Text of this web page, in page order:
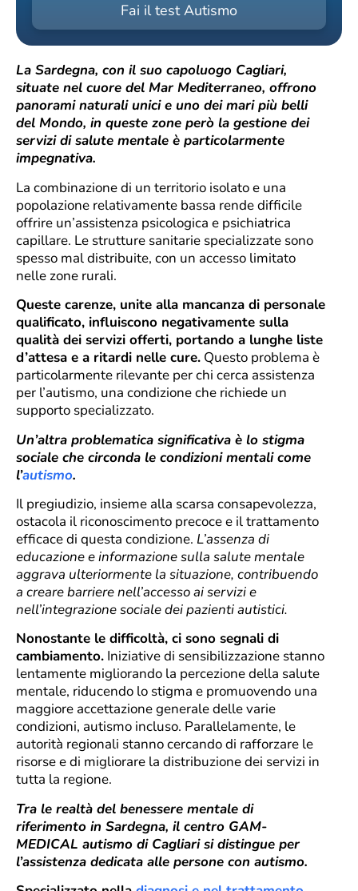
La Sardegna, con il suo capoluogo Cagliari,
situate nel cuore del Mar Mediterraneo, offrono
panorami naturali unici e uno dei mari più belli
del Mondo, in queste zone però la gestione dei
servizi di salute mentale è particolarmente
impegnativa.
La combinazione di un territorio isolato e una
popolazione relativamente bassa rende difficile
offrire un’assistenza psicologica e psichiatrica
capillare. Le strutture sanitarie specializzate sono
spesso mal distribuite, con un accesso limitato
nelle zone rurali.
Queste carenze, unite alla mancanza di personale
qualificato, influiscono negativamente sulla
qualità dei servizi offerti, portando a lunghe liste
d’attesa e a ritardi nelle cure. Questo problema è
particolarmente rilevante per chi cerca assistenza
per l’autismo, una condizione che richiede un
supporto specializzato.
Un’altra problematica significativa è lo stigma
sociale che circonda le condizioni mentali come
l’autismo.
Il pregiudizio, insieme alla scarsa consapevolezza,
ostacola il riconoscimento precoce e il trattamento
efficace di questa condizione. L’assenza di
educazione e informazione sulla salute mentale
aggrava ulteriormente la situazione, contribuendo
a creare barriere nell’accesso ai servizi e
nell’integrazione sociale dei pazienti autistici.
Nonostante le difficoltà, ci sono segnali di
cambiamento. Iniziative di sensibilizzazione stanno
lentamente migliorando la percezione della salute
mentale, riducendo lo stigma e promuovendo una
maggiore accettazione generale delle varie
condizioni, autismo incluso. Parallelamente, le
autorità regionali stanno cercando di rafforzare le
risorse e di migliorare la distribuzione dei servizi in
tutta la regione.
Tra le realtà del benessere mentale di
riferimento in Sardegna, il centro GAM-
MEDICAL autismo di Cagliari si distingue per
l’assistenza dedicata alle persone con autismo.
Fai il test Autismo